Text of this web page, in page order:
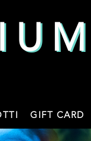
GIFT CARD